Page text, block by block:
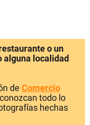
o un
alguna localidad
de Comercio
todo lo
hechas